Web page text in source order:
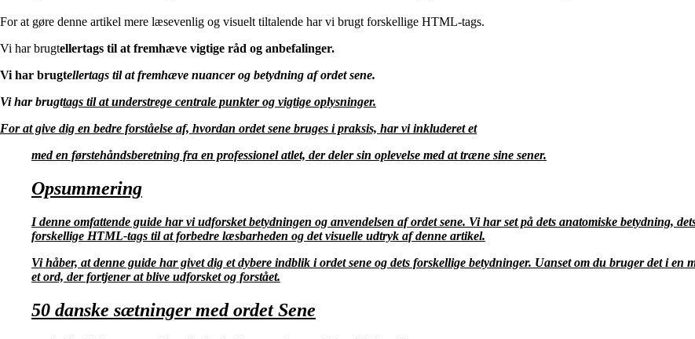
For at gøre denne artikel mere læsevenlig og visuelt tiltalende har vi brugt forskellige HTML-tags.
Vi har brugtellertags til at fremhæve vigtige råd og anbefalinger.
Vi har brugtellertags til at fremhæve nuancer og betydning af ordet sene.
Vi har brugttags til at understrege centrale punkter og vigtige oplysninger.
For at give dig en bedre forståelse af, hvordan ordet sene bruges i praksis, har vi inkluderet et
med en førstehåndsberetning fra en professionel atlet, der deler sin oplevelse med at træne sine sener.
Opsummering
I denne omfattende guide har vi udforsket betydningen og anvendelsen af ordet sene. Vi har set på dets anatomiske betydning,
forskellige HTML-tags til at forbedre læsbarheden og det visuelle udtryk af denne artikel.
Vi håber, at denne guide har givet dig et dybere indblik i ordet sene og dets forskellige betydninger. Uanset om du bruger det i
et ord, der fortjener at blive udforsket og forstået.
50 danske sætninger med ordet Sene